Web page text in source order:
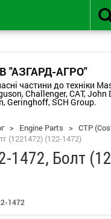
"АЗГАРД-АГРО"
частини до техніки
Challenger, CAT, John
Geringhoff, SCH Group.
> Engine Parts > CTP
(1221472) (122-1472)
1472, Болт
1472